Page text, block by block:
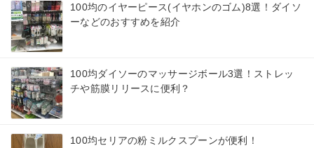
100均のイヤーピース(イヤホンのゴム)8選！ダイソ
ーなどのおすすめを紹介
100均ダイソーのマッサージボール3選！ストレッ
チや筋膜リリースに便利？
100均セリアの粉ミルクスプーンが便利！